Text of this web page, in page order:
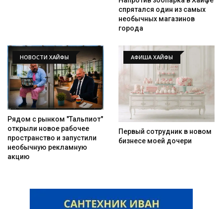
спрятался один из самых
необычных магазинов
города
НОВОСТИ ХАЙФЫ
Рядом с рынком "Тальпиот"
открыли новое рабочее
пространство и запустили
необычную рекламную
акцию
АФИША ХАЙФЫ
Первый сотрудник в новом
бизнесе моей дочери